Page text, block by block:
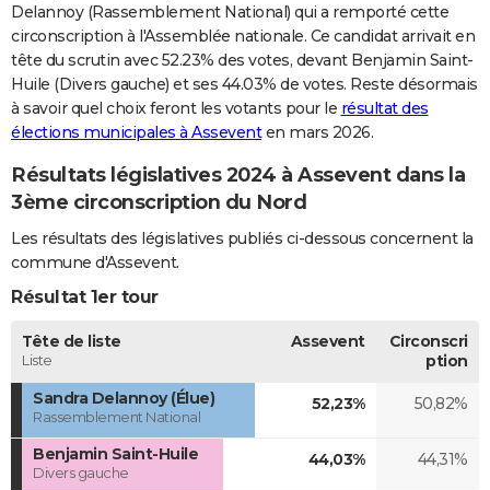
Dictionnaire
Biographies
Citations
Expressions
Proverbes
PROGRAMME TV
COPAINS D'AVANT
S'inscrire
Se connecter
Lycées
Collèges
Primaires
Universités
Entreprises
Service militaire
Avis de recherche
AVIS DE DÉCÈS
Delannoy (Rassemblement National) qui a remporté cette
circonscription à l'Assemblée nationale. Ce candidat arrivait en
tête du scrutin avec 52.23% des votes, devant Benjamin Saint-
Huile (Divers gauche) et ses 44.03% de votes. Reste désormais
à savoir quel choix feront les votants pour le résultat des
élections municipales à Asseventen mars 2026.
Résultats législatives 2024 à Assevent dans la
3ème circonscription du Nord
Les résultats des législatives publiés ci-dessous concernent la
commune d'Assevent.
Résultat 1er tour
Tête de liste
Liste
Assevent
Circonscri
ption
Sandra Delannoy (Élue)
Rassemblement National
52,23% 50,82%
Benjamin Saint-Huile
Divers gauche
44,03% 44,31%